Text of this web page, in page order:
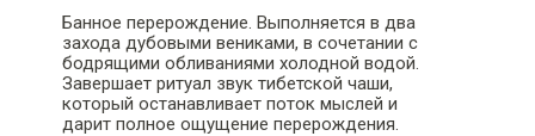
Банное перерождение. Выполняется в два
захода дубовыми вениками, в сочетании с
бодрящими обливаниями холодной водой.
Завершает ритуал звук тибетской чаши,
который останавливает поток мыслей и
дарит полное ощущение перерождения.